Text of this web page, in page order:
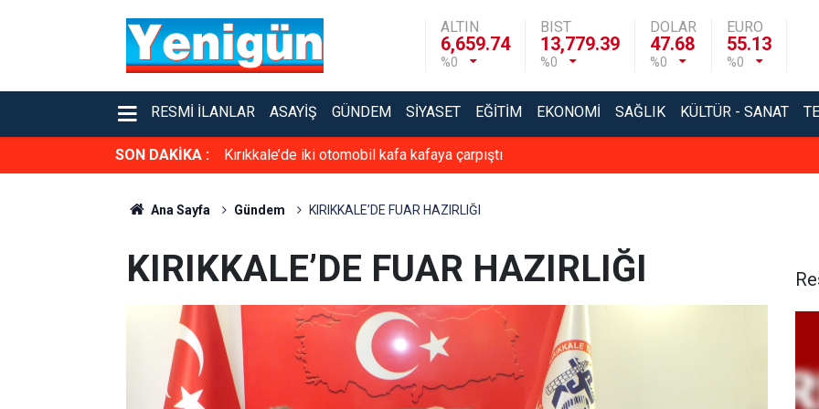
ALTIN
6,659.74
%0
BIST
13,779.39
%0
DOLAR
47.68
%0
EURO
55.13
%0
RESMI İLANLAR ASAYIŞ GÜNDEM SIYASET EĞITIM EKONOMI SAĞLIK KÜLTÜR - SANAT
SON DAKİKA : Kırıkkale’de iki otomobil kafa kafaya çarpıştı
Ana Sayfa Gündem KIRIKKALE’DE FUAR HAZIRLIĞI
KIRIKKALE’DE FUAR HAZIRLIĞI